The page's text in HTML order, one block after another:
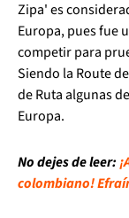
Zipa' es
Europa, pues fue
competir para
Siendo la Route
de Ruta algunas
Europa.
No dejes de leer:
colombiano!